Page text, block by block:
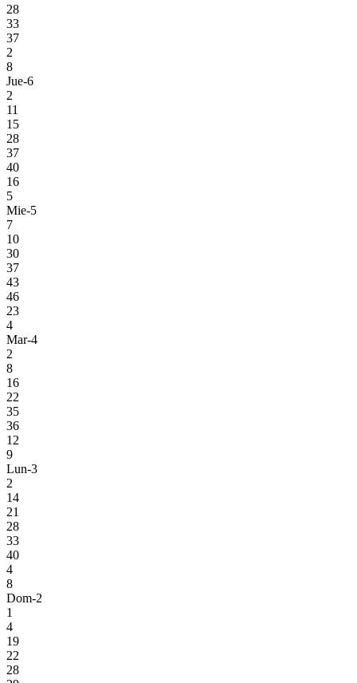
28
33
37
2
8
Jue-6
2
11
15
28
37
40
16
5
Mie-5
7
10
30
37
43
46
23
4
Mar-4
2
8
16
22
35
36
12
9
Lun-3
2
14
21
28
33
40
4
8
Dom-2
1
4
19
22
28